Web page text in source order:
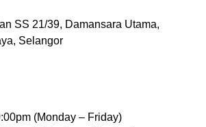
SS 21/39, Damansara Utama,
Selangor
(Monday – Friday)